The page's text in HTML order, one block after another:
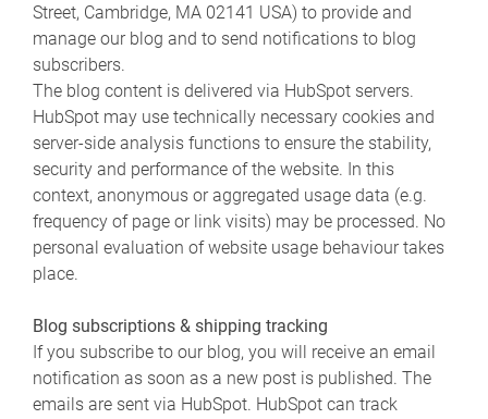
Street, Cambridge, MA 02141 USA) to provide and
manage our blog and to send notifications to blog
subscribers.
The blog content is delivered via HubSpot servers.
HubSpot may use technically necessary cookies and
server-side analysis functions to ensure the stability,
security and performance of the website. In this
context, anonymous or aggregated usage data (e.g.
frequency of page or link visits) may be processed. No
personal evaluation of website usage behaviour takes
place.
Blog subscriptions & shipping tracking
If you subscribe to our blog, you will receive an email
notification as soon as a new post is published. The
emails are sent via HubSpot. HubSpot can track